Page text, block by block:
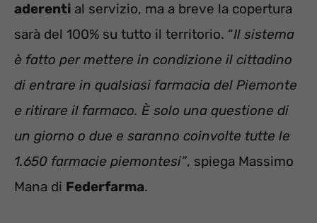
aderenti al servizio, ma a breve la copertura
sarà del 100% su tutto il territorio. “Il sistema
è fatto per mettere in condizione il cittadino
di entrare in qualsiasi farmacia del Piemonte
e ritirare il farmaco. È solo una questione di
un giorno o due e saranno coinvolte tutte le
1.650 farmacie piemontesi”, spiega Massimo
Mana di Federfarma.